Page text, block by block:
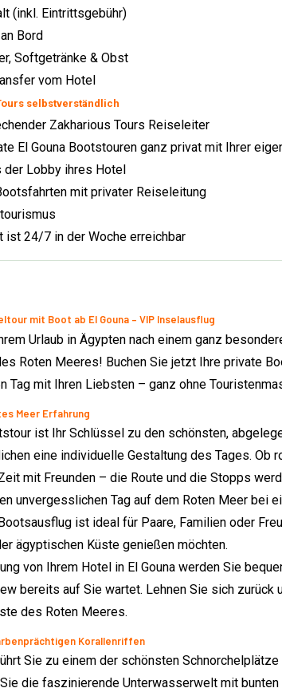
(inkl. Eintrittsgebühr)
Bord
Softgetränke & Obst
vom Hotel
selbstverständlich
Zakharious Tours Reiseleiter
El Gouna Bootstouren ganz privat mit Ihrer
der Lobby ihres Hotel
mit privater Reiseleitung
ist 24/7 in der Woche erreichbar
mit Boot ab El Gouna – VIP Inselausflug
Urlaub in Ägypten nach einem ganz
Roten Meeres! Buchen Sie jetzt Ihre private
Tag mit Ihren Liebsten – ganz ohne
Meer Erfahrung
ist Ihr Schlüssel zu den schönsten,
eine individuelle Gestaltung des Tages. Ob
mit Freunden – die Route und die Stopps
unvergesslichen Tag auf dem Roten Meer bei
ist ideal für Paare, Familien oder
ägyptischen Küste genießen möchten.
von Ihrem Hotel in El Gouna werden Sie
bereits auf Sie wartet. Lehnen Sie sich
des Roten Meeres.
Korallenriffen
Sie zu einem der schönsten
die faszinierende Unterwasserwelt mit